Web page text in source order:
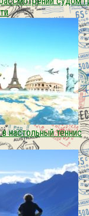
настольный теннис